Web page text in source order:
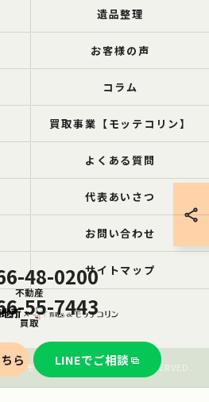
48-0200
不動産
55-7443
買取
ら LINEでご相談
遺品整理
お客様の声
コラム
買取事業【モッテコリン】
よくある質問
代表あいさつ
お問い合わせ
サイトマップ
de モッテコリン ALL RIGHTS RESERVED.